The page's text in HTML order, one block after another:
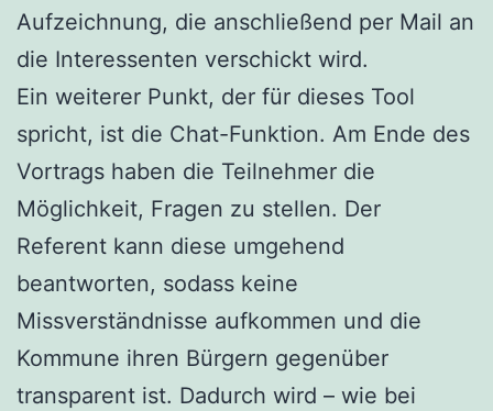
Aufzeichnung, die anschließend per Mail an
die Interessenten verschickt wird.
Ein weiterer Punkt, der für dieses Tool
spricht, ist die Chat-Funktion. Am Ende des
Vortrags haben die Teilnehmer die
Möglichkeit, Fragen zu stellen. Der
Referent kann diese umgehend
beantworten, sodass keine
Missverständnisse aufkommen und die
Kommune ihren Bürgern gegenüber
transparent ist. Dadurch wird – wie bei